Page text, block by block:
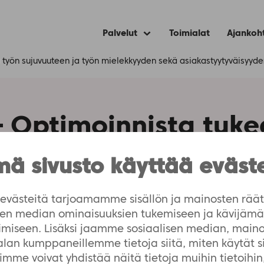
sivusto käyttää
tarjoamamme sisällön ja mainosten
median ominaisuuksien tukemiseen ja
Lisäksi jaamme sosiaalisen median,
kumppaneillemme tietoja siitä, miten käytät
voivat yhdistää näitä tietoja muihin
Palvelut
Expand
menu
Toimialat
sujuvuuteen ja työn mielekkyyden sekä
Optimoinnista
mielekkyyden